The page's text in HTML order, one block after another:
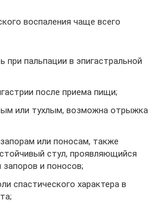
воспаления чаще всего
при пальпации в эпигастральной
после приема пищи;
или тухлым, возможна отрыжка
или поносам, также
стул, проявляющийся
и поносов;
спастического характера в